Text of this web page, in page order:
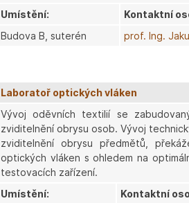
Umístění:
Kontaktní
Budova B, suterén
prof. Ing.
Laboratoř optických vláken
Vývoj oděvních textilií se
zviditelnění obrysu osob. Vývoj
zviditelnění obrysu předmětů,
optických vláken s ohledem na
testovacích zařízení.
Umístění:
Kontaktní